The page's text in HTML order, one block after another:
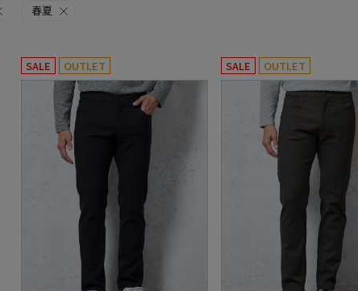
春夏
SALE OUTLET SALE OUTLET